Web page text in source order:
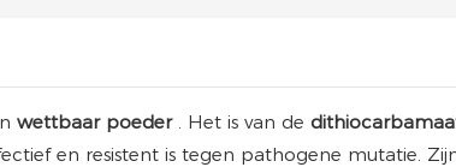
wettbaar poeder . Het is van de
en resistent is tegen pathogene mutatie.